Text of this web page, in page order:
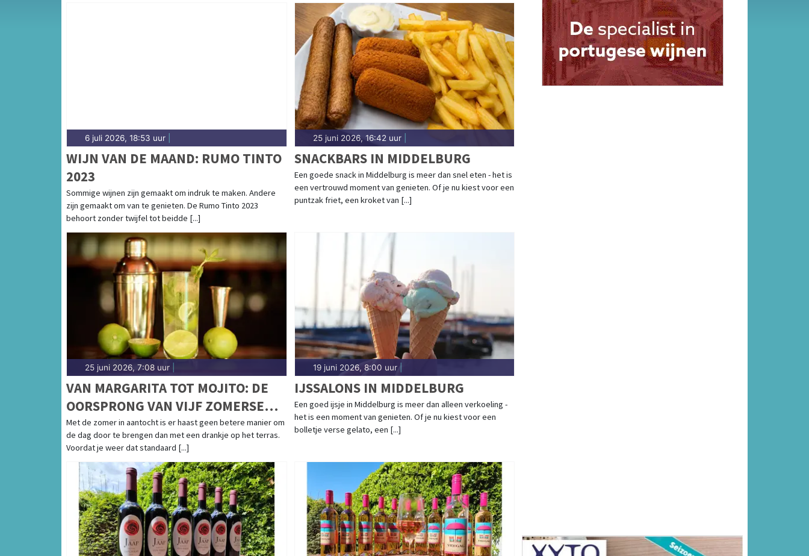
6 juli 2026, 18:53 uur
WIJN VAN DE MAAND: RUMO TINTO
2023
Sommige wijnen zijn gemaakt om indruk te maken. Andere
zijn gemaakt om van te genieten. De Rumo Tinto 2023
behoort zonder twijfel tot beidde [...]
25 juni 2026, 16:42 uur|
SNACKBARS IN MIDDELBURG
Een goede snack in Middelburg is meer dan snel eten - het is
een vertrouwd moment van genieten. Of je nu kiest voor een
puntzak friet, een kroket van [...]
25 juni 2026, 7:08 uur
VAN MARGARITA TOT MOJITO: DE
OORSPRONG VAN VIJF ZOMERSE
COCKTAILKLASSIEKERS
Met de zomer in aantocht is er haast geen betere manier om
de dag door te brengen dan met een drankje op het terras.
Voordat je weer dat standaard [...]
19 juni 2026, 8:00 uur|
IJSSALONS IN MIDDELBURG
Een goed ijsje in Middelburg is meer dan alleen verkoeling -
het is een moment van genieten. Of je nu kiest voor een
bolletje verse gelato, een [...]